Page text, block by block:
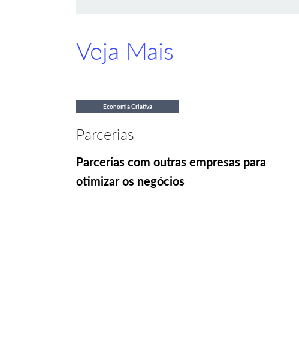
Veja Mais
Economia Criativa
Parcerias
Parcerias com outras empresas para
otimizar os negócios